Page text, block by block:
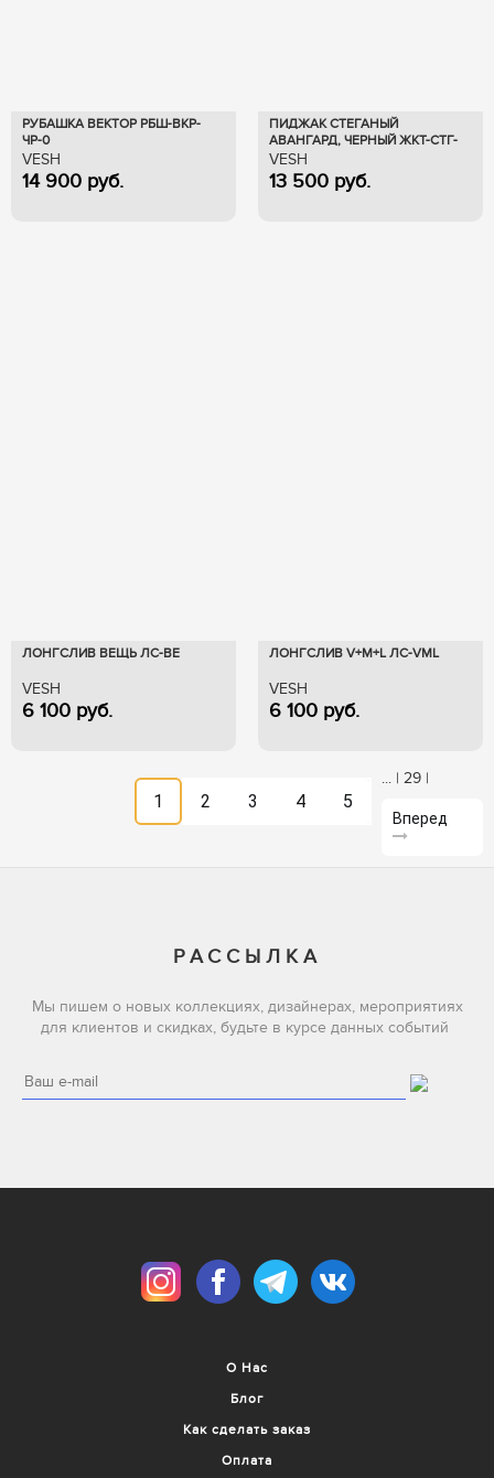
РУБАШКА ВЕКТОР РБШ-ВКР-
ЧР-0
VESH
14 900 руб.
ПИДЖАК СТЕГАНЫЙ
АВАНГАРД, ЧЕРНЫЙ ЖКТ-СТГ-
ЧР-0
VESH
13 500 руб.
ЛОНГСЛИВ ВЕЩЬ ЛС-ВЕ
VESH
6 100 руб.
ЛОНГСЛИВ V+M+L ЛС-VML
VESH
6 100 руб.
1 2 3 4 5
... | 29 |
Вперед
РАССЫЛКА
Мы пишем о новых коллекциях, дизайнерах, мероприятиях
для клиентов и скидках, будьте в курсе данных событий
О Нас
Блог
Как сделать заказ
Оплата